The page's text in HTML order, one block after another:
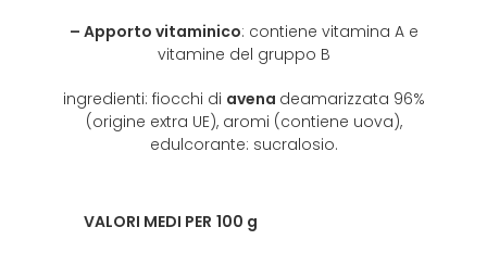
– Apporto vitaminico: contiene vitamina A e
vitamine del gruppo B
ingredienti: fiocchi di avena deamarizzata 96%
(origine extra UE), aromi (contiene uova),
edulcorante: sucralosio.
VALORI MEDI PER 100 g